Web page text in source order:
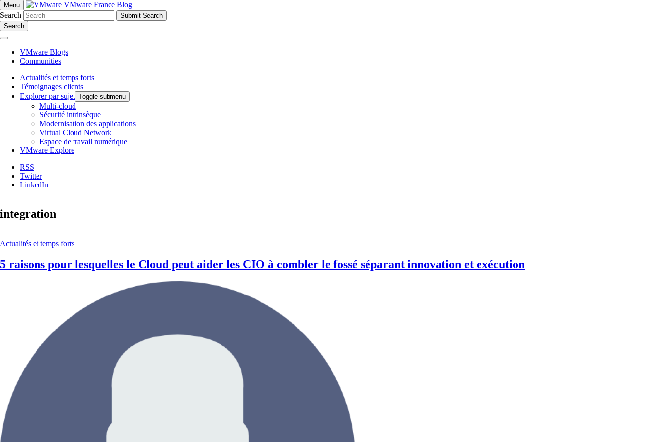
Menu
VMware France Blog
Search
Search
VMware Blogs
Communities
Actualités et temps forts
Témoignages clients
Explorer par sujet Toggle submenu
Multi-cloud
Sécurité intrinsèque
Modernisation des applications
Virtual Cloud Network
Espace de travail numérique
VMware Explore
RSS
Twitter
LinkedIn
integration
Actualités et temps forts
5 raisons pour lesquelles le Cloud peut aider les CIO à combler le fossé séparant innovation et exécution